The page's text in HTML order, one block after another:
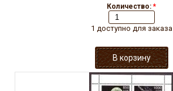
Количество: *
1 доступно для заказа